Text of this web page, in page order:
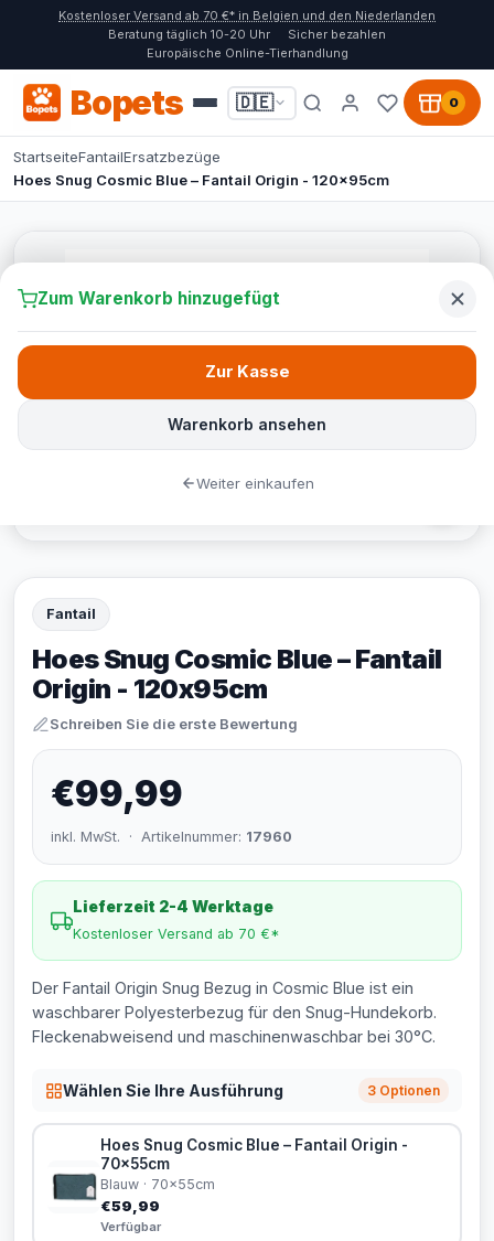
Kostenloser Versand ab 70 €* in Belgien und den Niederlanden
Beratung täglich 10-20 Uhr
Sicher bezahlen
Europäische Online-Tierhandlung
Bopets 🇩🇪 0
StartseiteFantailErsatzbezüge
Hoes Snug Cosmic Blue – Fantail Origin - 120x95cm
Fantail
Hoes Snug Cosmic Blue – Fantail
Origin - 120x95cm
Schreiben Sie die erste Bewertung
€99,99
inkl. MwSt. · Artikelnummer: 17960
Lieferzeit 2-4 Werktage
Kostenloser Versand ab 70 €*
Der Fantail Origin Snug Bezug in Cosmic Blue ist ein
waschbarer Polyesterbezug für den Snug-Hundekorb.
Fleckenabweisend und maschinenwaschbar bei 30°C.
Wählen Sie Ihre Ausführung 3 Optionen
Hoes Snug Cosmic Blue – Fantail Origin -
70x55cm
Blauw · 70x55cm
€59,99
Verfügbar
Zum Warenkorb hinzugefügt
Warenkorb ansehen
Zur Kasse
Weiter einkaufen